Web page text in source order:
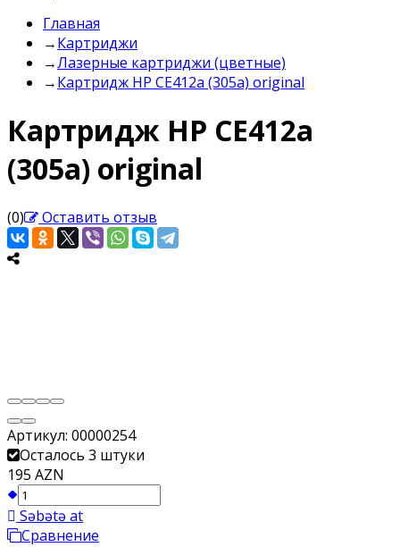
Главная
→Картриджи
→Лазерные картриджи (цветные)
→Картридж HP CE412a (305a) original
Картридж HP CE412a
(305a) original
(0) Оставить отзыв
Артикул: 00000254
Осталось 3 штуки
195 AZN
Səbətə at
Сравнение